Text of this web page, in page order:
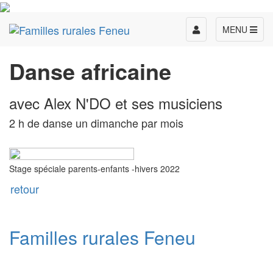
MENU
Toggle
navigation
Danse africaine
avec Alex N'DO et ses musiciens
2 h de danse un dimanche par mois
Stage spéciale parents-enfants -hivers 2022
retour
Familles rurales Feneu